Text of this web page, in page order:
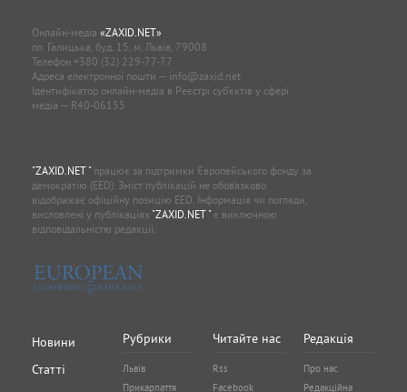
Онлайн-медіа «ZAXID.NET»
пл. Галицька, буд. 15, м. Львів, 79008
Телефон +380 (32) 229-77-77
Адреса електронної пошти — info@zaxid.net
Ідентифікатор онлайн-медіа в Реєстрі суб'єктів у сфері
медіа — R40-06155
"ZAXID.NET "працює за підтримки Європейського фонду за
демократію (EED). Зміст публікацій не обов’язково
відображає офіційну позицію EED. Інформація чи погляди,
висловлені у публікаціях "ZAXID.NET "є виключною
відповідальністю редакції.
Новини
Статті
Рубрики
Львів
Прикарпаття
Читайте нас
Rss
Facebook
Редакція
Про нас
Редакційна